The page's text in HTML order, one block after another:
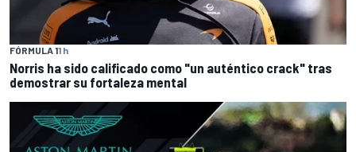
FÓRMULA 11 h
Norris ha sido calificado como "un auténtico crack" tras
demostrar su fortaleza mental